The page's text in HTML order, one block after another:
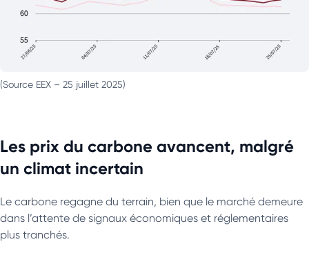
(Source EEX – 25 juillet 2025)
Les prix du carbone avancent, malgré
un climat incertain
Le carbone regagne du terrain, bien que le marché demeure
dans l’attente de signaux économiques et réglementaires
plus tranchés.